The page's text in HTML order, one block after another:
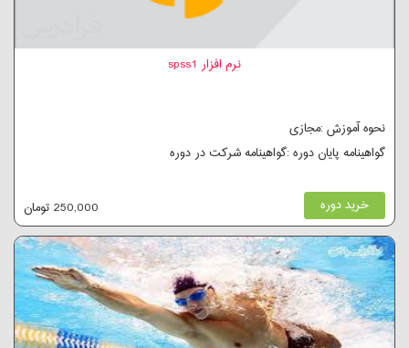
نرم افزار spss1
نحوه آموزش :مجازی
گواهینامه پایان دوره :گواهینامه شرکت در دوره
خرید دوره 250,000 تومان